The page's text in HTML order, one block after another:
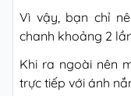
Vì vậy, bạn chỉ
chanh khoảng 2
Khi ra ngoài nên
trực tiếp với ánh